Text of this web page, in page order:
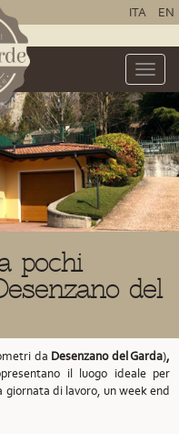
ITA EN
Toggle
pochi
del
da Desenzano del Garda),
il luogo ideale per
di lavoro, un week end